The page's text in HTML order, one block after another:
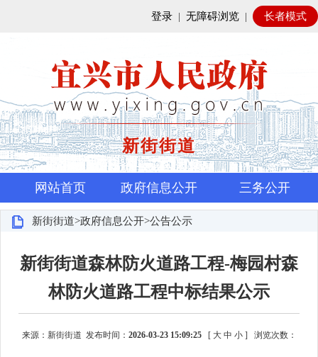
登录 | 无障碍浏览 | 长者模式
新街街道
网站首页 政府信息公开 三务公开
新街街道>政府信息公开>公告公示
新街街道森林防火道路工程-梅园村森
林防火道路工程中标结果公示
来源：新街街道 发布时间： 2026-03-23 15:09:25[ 大 中 小] 浏览次数：